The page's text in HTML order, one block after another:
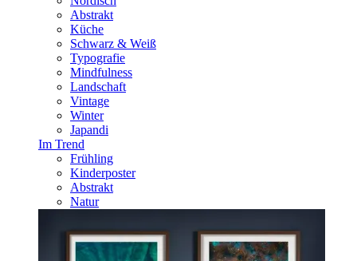
Abstrakt
Küche
Schwarz & Weiß
Typografie
Mindfulness
Landschaft
Vintage
Winter
Japandi
Im Trend
Frühling
Kinderposter
Abstrakt
Natur